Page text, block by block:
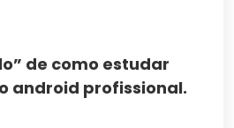
de como estudar
android profissional.